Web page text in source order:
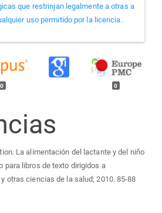
que restrinjan legalmente a otras a
uso permitido por la licencia.
0 0
La alimentación del lactante y del niño
para libros de texto dirigidos a
otras ciencias de la salud; 2010. 85-88